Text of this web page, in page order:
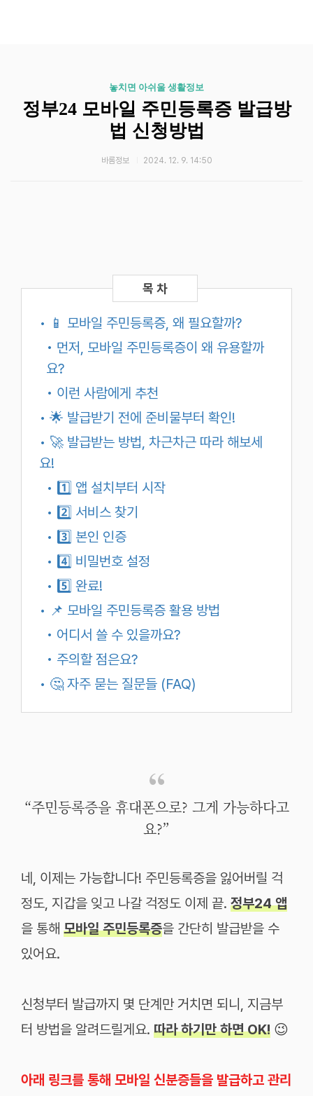
놓치면 아쉬울 생활정보
정부24 모바일 주민등록증 발급방
법 신청방법
바롬정보 2024. 12. 9. 14:50
• 📱 모바일 주민등록증, 왜 필요할까?
• 먼저, 모바일 주민등록증이 왜 유용할까
요?
• 이런 사람에게 추천
• 🌟 발급받기 전에 준비물부터 확인!
• 🚀 발급받는 방법, 차근차근 따라 해보세
요!
• 1️⃣ 앱 설치부터 시작
• 2️⃣ 서비스 찾기
• 3️⃣ 본인 인증
• 4️⃣ 비밀번호 설정
• 5️⃣ 완료!
• 📌 모바일 주민등록증 활용 방법
• 어디서 쓸 수 있을까요?
• 주의할 점은요?
• 🤔 자주 묻는 질문들 (FAQ)
“주민등록증을 휴대폰으로? 그게 가능하다고
요?”
네, 이제는 가능합니다! 주민등록증을 잃어버릴 걱
정도, 지갑을 잊고 나갈 걱정도 이제 끝. 정부24 앱
을 통해 모바일 주민등록증을 간단히 발급받을 수
있어요.
신청부터 발급까지 몇 단계만 거치면 되니, 지금부
터 방법을 알려드릴게요. 따라 하기만 하면 OK! 😉
아래 링크를 통해 모바일 신분증들을 발급하고 관리